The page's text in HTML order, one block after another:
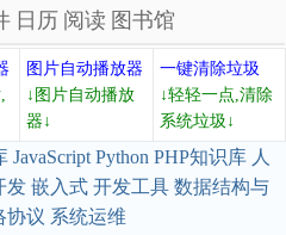
日历 阅读 图书馆
图片自动播放器
↓图片自动播放
器↓
一键清除垃圾
↓轻轻一点,清除
系统垃圾↓
JavaScript Python PHP知识库 人
发 嵌入式 开发工具 数据结构与
协议 系统运维